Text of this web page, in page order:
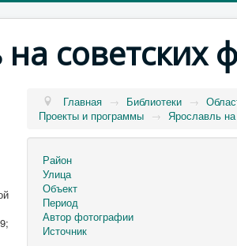
советских
Главная → Библиотеки →
Проекты и программы → Ярославль
Район
Улица
Объект
Период
Автор фотографии
Источник